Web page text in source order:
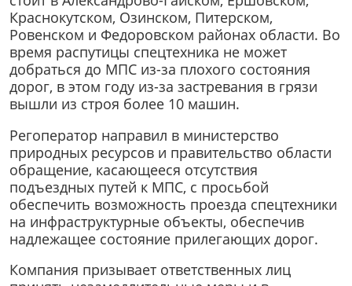
Краснокутском, Озинском, Питерском,
Ровенском и Федоровском районах области. Во
время распутицы спецтехника не может
добраться до МПС из-за плохого состояния
дорог, в этом году из-за застревания в грязи
вышли из строя более 10 машин.
Регоператор направил в министерство
природных ресурсов и правительство области
обращение, касающееся отсутствия
подъездных путей к МПС, с просьбой
обеспечить возможность проезда спецтехники
на инфраструктурные объекты, обеспечив
надлежащее состояние прилегающих дорог.
Компания призывает ответственных лиц